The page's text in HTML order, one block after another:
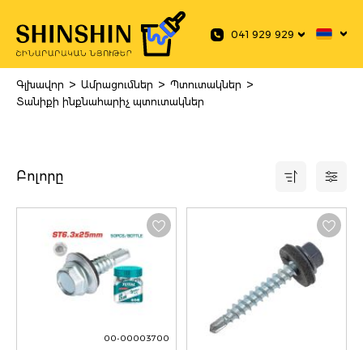
041 929 929
Գլխավոր > Ամրացումներ > Պտուտակներ >
Տանիքի ինքնահարիչ պտուտակներ
Բոլորը
00-00003700